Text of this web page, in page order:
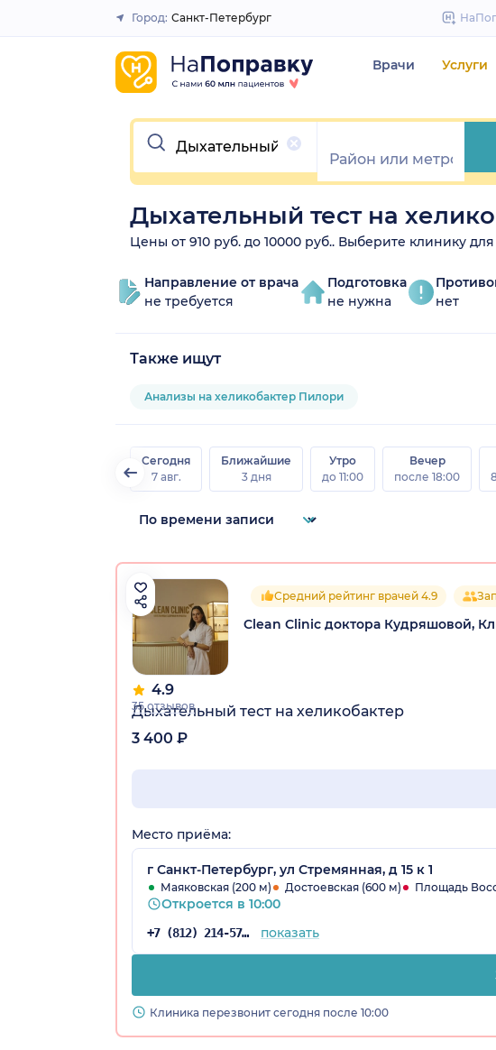
Закрыть
Город: Санкт-Петербург
Врачи Услуги
Очистить
Дыхательный тест на
Цены от 910 руб. до 10000 руб.. Выберите клинику
Направление от врача
не требуется
Подготовка
не нужна
нет
Также ищут
Анализы на хеликобактер Пилори
Сегодня
7 авг.
Ближайшие
3 дня
Утро
до 11:00
Вечер
после 18:00
4.9
35 отзывов
Средний рейтинг врачей 4.9
Clean Clinic доктора Кудряшовой,
Дыхательный тест на хеликобактер
3 400 ₽
Место приёма:
г Санкт-Петербург, ул Стремянная, д 15 к 1
Маяковская (200 м) Достоевская (600 м) Площадь
Откроется в 10:00
+7 (812) 214-57-22 показать
Клиника перезвонит сегодня после 10:00